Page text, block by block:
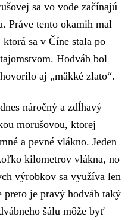
sa vo vode začínajú
Práve tento okamih mal
sa v Číne stala po
Hodváb bol
aj „mäkké zlato“.
náročný a zdĺhavý
morušovou, ktorej
a pevné vlákno. Jeden
kilometrov vlákna, no
výrobkov sa využíva len
je pravý hodváb taký
šálu môže byť